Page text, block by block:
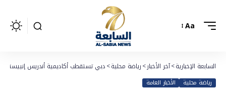
Aa
السابعة الإخبارية>آخر الأخبار>رياضة محلية>دبي تستقطب أكاديمية أندريس إنييستا
رياضة محلية الأخبار العامة